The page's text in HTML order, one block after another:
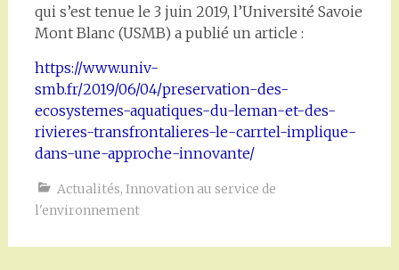
qui s’est tenue le 3 juin 2019, l’Université Savoie
Mont Blanc (USMB) a publié un article :
https://www.univ-
smb.fr/2019/06/04/preservation-des-
ecosystemes-aquatiques-du-leman-et-des-
rivieres-transfrontalieres-le-carrtel-implique-
dans-une-approche-innovante/
Actualités, Innovation au service de
l'environnement